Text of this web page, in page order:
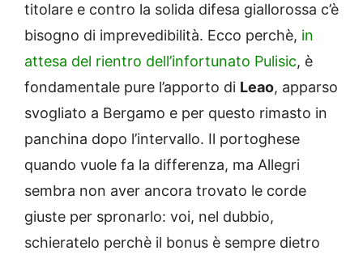
titolare e contro la solida difesa giallorossa c’è
bisogno di imprevedibilità. Ecco perchè, in
attesa del rientro dell’infortunato Pulisic, è
fondamentale pure l’apporto di Leao, apparso
svogliato a Bergamo e per questo rimasto in
panchina dopo l’intervallo. Il portoghese
quando vuole fa la differenza, ma Allegri
sembra non aver ancora trovato le corde
giuste per spronarlo: voi, nel dubbio,
schieratelo perchè il bonus è sempre dietro